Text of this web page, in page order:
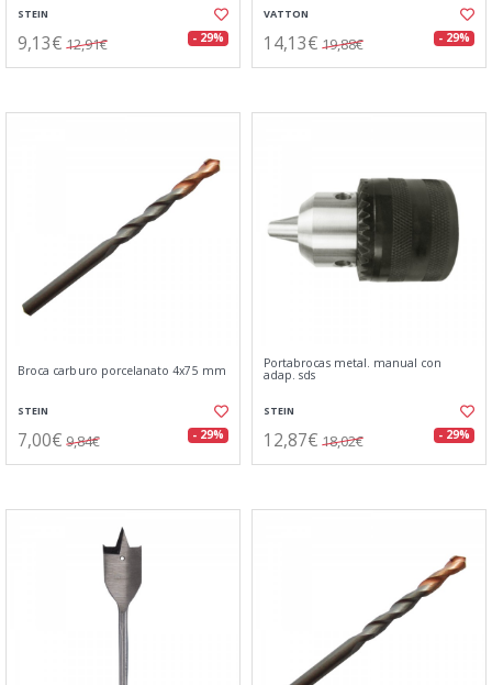
STEIN
9,13€ 12,91€ - 29%
VATTON
14,13€ 19,88€ - 29%
Broca carburo porcelanato 4x75 mm
STEIN
7,00€ 9,84€ - 29%
Portabrocas metal. manual con
adap. sds
STEIN
12,87€ 18,02€ - 29%